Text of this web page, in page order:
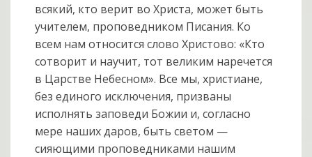
всякий, кто верит во Христа, может быть
учителем, проповедником Писания. Ко
всем нам относится слово Христово: «Кто
сотворит и научит, тот великим наречется
в Царстве Небесном». Все мы, христиане,
без единого исключения, призваны
исполнять заповеди Божии и, согласно
мере наших даров, быть светом —
сияющими проповедниками нашим